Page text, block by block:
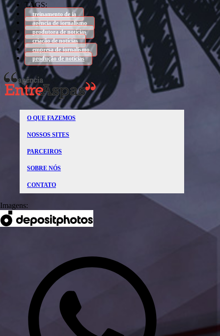
TAGS:
treinamento de ia
agência de jornalismo
produtora de notícias
criação de notícias
empresa de jornalismo
produção de notícias
O QUE FAZEMOS
NOSSOS SITES
PARCEIROS
SOBRE NÓS
CONTATO
Imagens: